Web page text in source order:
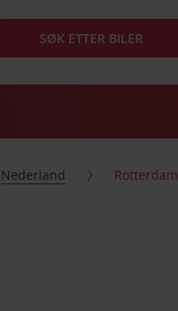
SØK ETTER BILER
Nederland Rotterdam